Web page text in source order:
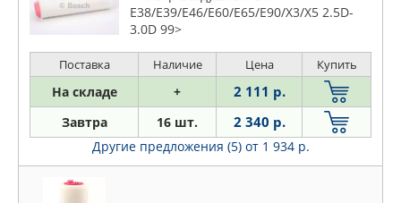
E38/E39/E46/E60/E65/E90/X3/X5 2.5D-
3.0D 99>
Поставка Наличие Цена Купить
На складе + 2 111 р.
Завтра 16 шт. 2 340 р.
Другие предложения (5) от 1 934 р.